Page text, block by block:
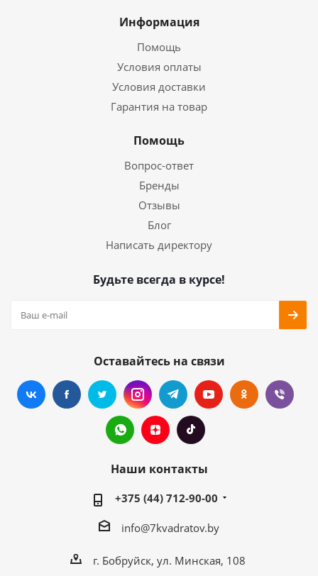
Информация
Помощь
Условия оплаты
Условия доставки
Гарантия на товар
Помощь
Вопрос-ответ
Бренды
Отзывы
Блог
Написать директору
Будьте всегда в курсе!
Оставайтесь на связи
Наши контакты
+375 (44) 712-90-00
info@7kvadratov.by
г. Бобруйск, ул. Минская, 108